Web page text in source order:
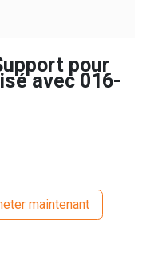
pour
avec 016-
maintenant